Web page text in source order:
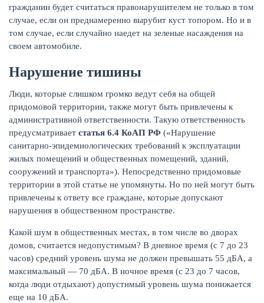
гражданин будет считаться правонарушителем не только в том
случае, если он преднамеренно вырубит куст топором. Но и в
том случае, если случайно наедет на зеленые насаждения на
своем автомобиле.
Нарушение тишины
Люди, которые слишком громко ведут себя на общей
придомовой территории, также могут быть привлечены к
административной ответственности. Такую ответственность
предусматривает статья 6.4 КоАП РФ («Нарушение
санитарно-эпидемиологических требований к эксплуатации
жилых помещений и общественных помещений, зданий,
сооружений и транспорта»). Непосредственно придомовые
территории в этой статье не упомянуты. Но по ней могут быть
привлечены к ответу все граждане, которые допускают
нарушения в общественном пространстве.
Какой шум в общественных местах, в том числе во дворах
домов, считается недопустимым? В дневное время (с 7 до 23
часов) средний уровень шума не должен превышать 55 дБА, а
максимальный — 70 дБА. В ночное время (с 23 до 7 часов,
когда люди отдыхают) допустимый уровень шума понижается
еще на 10 дБА.